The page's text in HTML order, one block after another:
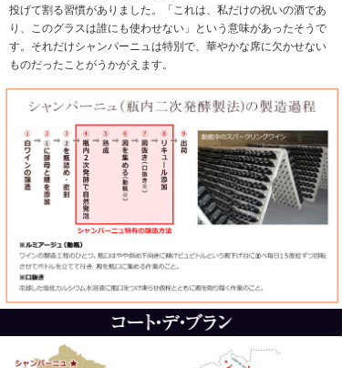
投げて割る習慣がありました。「これは、私だけの祝いの酒であ
り、このグラスは誰にも使わせない」という意味があったそうで
す。それだけシャンパーニュは特別で、華やかな席に欠かせない
ものだったことがうかがえます。